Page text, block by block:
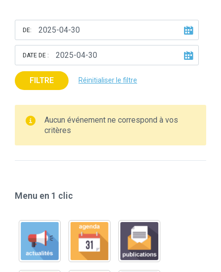
DE:
DATE DE :
FILTRE Réinitialiser le filtre
Aucun événement ne correspond à vos
critères
Menu en 1 clic